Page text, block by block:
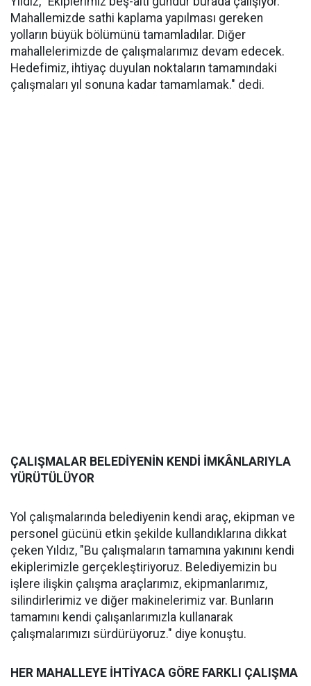
Mahallemizde sathi kaplama yapılması gereken
yolların büyük bölümünü tamamladılar. Diğer
mahallelerimizde de çalışmalarımız devam edecek.
Hedefimiz, ihtiyaç duyulan noktaların tamamındaki
çalışmaları yıl sonuna kadar tamamlamak." dedi.
ÇALIŞMALAR BELEDİYENİN KENDİ İMKÂNLARIYLA
YÜRÜTÜLÜYOR
Yol çalışmalarında belediyenin kendi araç, ekipman ve
personel gücünü etkin şekilde kullandıklarına dikkat
çeken Yıldız, "Bu çalışmaların tamamına yakınını kendi
ekiplerimizle gerçekleştiriyoruz. Belediyemizin bu
işlere ilişkin çalışma araçlarımız, ekipmanlarımız,
silindirlerimiz ve diğer makinelerimiz var. Bunların
tamamını kendi çalışanlarımızla kullanarak
çalışmalarımızı sürdürüyoruz." diye konuştu.
HER MAHALLEYE İHTİYACA GÖRE FARKLI ÇALIŞMA